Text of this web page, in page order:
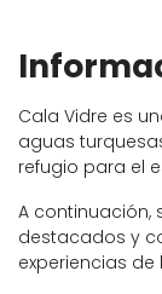
Cala Vidre es
aguas
refugio para el
A continuación,
destacados y
experiencias de